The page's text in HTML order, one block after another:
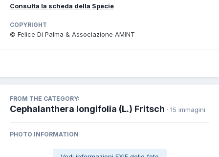
Consulta la scheda della Specie
COPYRIGHT
© Felice Di Palma & Associazione AMINT
FROM THE CATEGORY:
Cephalanthera longifolia (L.) Fritsch · 15 immagini
PHOTO INFORMATION